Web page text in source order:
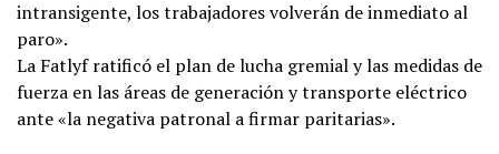
intransigente, los trabajadores volverán de inmediato al
paro».
La Fatlyf ratificó el plan de lucha gremial y las medidas de
fuerza en las áreas de generación y transporte eléctrico
ante «la negativa patronal a firmar paritarias».